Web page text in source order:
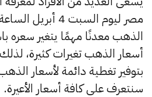
الذهب معدنًا مهمًا يتغير سعره
بتوفير تغطية دائمة لأسعار
سنتعرف على كافة أسعار الأعيرة.